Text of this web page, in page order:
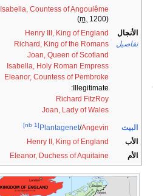
Isabella, Countess of Angoulême
(
m. 1200)
الأنجال
تفاصيل
Henry III, King of England
Richard, King of the Romans
Joan, Queen of Scotland
Isabella, Holy Roman Empress
Eleanor, Countess of Pembroke
Illegitimate:
Richard FitzRoy
Joan, Lady of Wales
البيت Plantagenet/Angevin
[nb 1]
الأب
Henry II, King of England
الأم
Eleanor, Duchess of Aquitaine